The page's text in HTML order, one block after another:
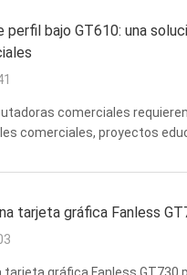
perfil bajo GT610: una
comerciales
comerciales, proyectos
tarjeta gráfica Fanless